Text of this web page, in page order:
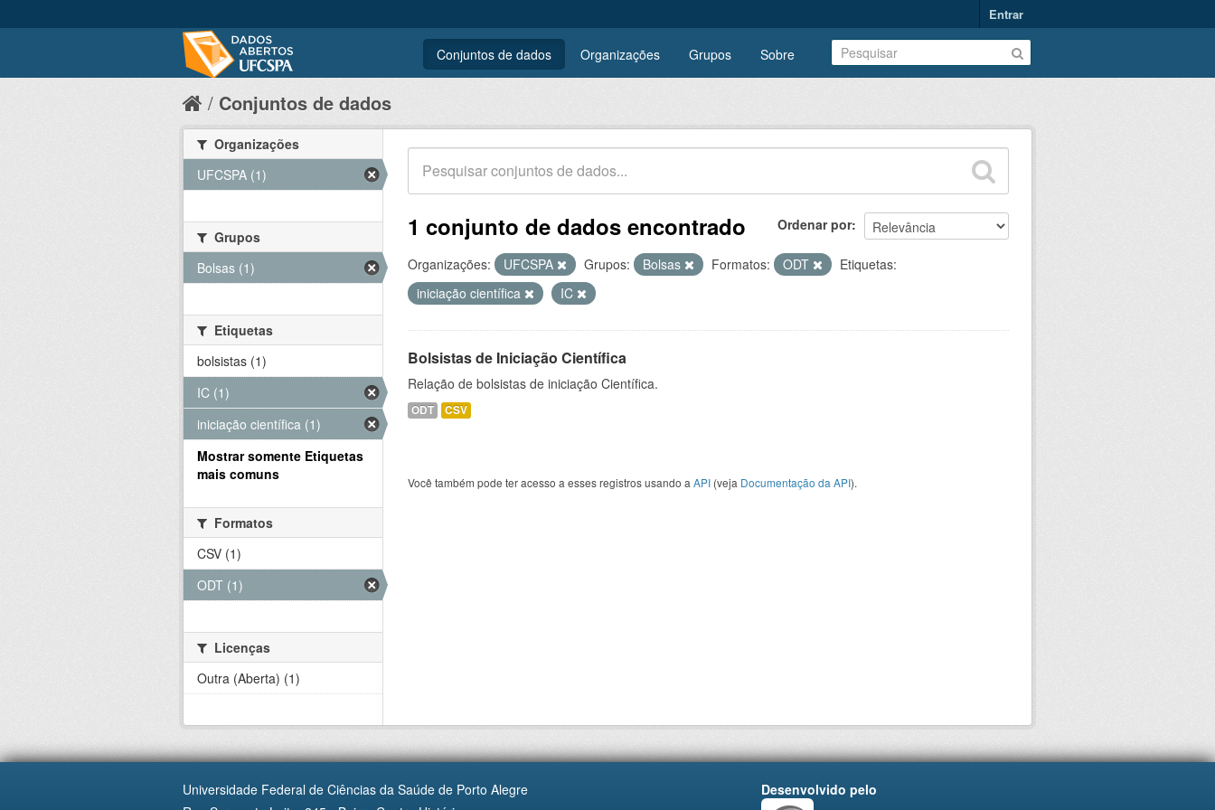
Entrar
Conjuntos de dados Organizações Grupos Sobre
Conjuntos de dados
Ordenar por
1 conjunto de dados encontrado
Organizações: UFCSPA Grupos: Bolsas Formatos: ODT
Etiquetas:
iniciação científica
IC
Bolsistas de Iniciação Científica
Relação de bolsistas de iniciação Científica.
ODT CSV
Você também pode ter acesso a esses registros usando a API (veja Documentação da API).
Organizações
UFCSPA (1)
Grupos
Bolsas (1)
Etiquetas
bolsistas (1)
IC (1)
iniciação científica (1)
Mostrar somente Etiquetas
mais comuns
Formatos
CSV (1)
ODT (1)
Licenças
Outra (Aberta) (1)
Universidade Federal de Ciências da Saúde de Porto Alegre
Desenvolvido pelo